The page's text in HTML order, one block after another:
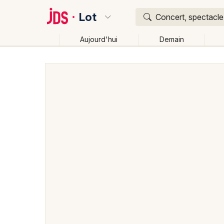
Lot Concert,
Aujourd'hui Demain